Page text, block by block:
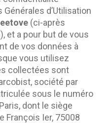
d’Utilisation
(ci-après
et a pour but de vous
de vos données à
vous utilisez
collectées sont
société par
sous le numéro
dont le siège
François Ier, 75008